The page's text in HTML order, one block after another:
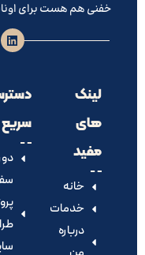
خفنی هم هست برای
لینک
های
مفید
خانه
خدمات
درباره
سریع